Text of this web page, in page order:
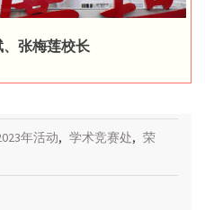
张梅莲校长
年活动, 学术竞赛处, 荣